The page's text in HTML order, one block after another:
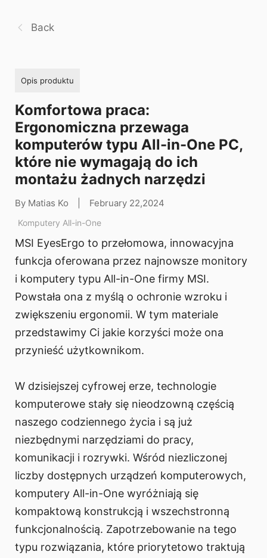
Back
Opis produktu
Komfortowa praca:
Ergonomiczna przewaga
komputerów typu All-in-One PC,
które nie wymagają do ich
montażu żadnych narzędzi
By Matias Ko February 22,2024
Komputery All-in-One
MSI EyesErgo to przełomowa, innowacyjna
funkcja oferowana przez najnowsze monitory
i komputery typu All-in-One firmy MSI.
Powstała ona z myślą o ochronie wzroku i
zwiększeniu ergonomii. W tym materiale
przedstawimy Ci jakie korzyści może ona
przynieść użytkownikom.
W dzisiejszej cyfrowej erze, technologie
komputerowe stały się nieodzowną częścią
naszego codziennego życia i są już
niezbędnymi narzędziami do pracy,
komunikacji i rozrywki. Wśród niezliczonej
liczby dostępnych urządzeń komputerowych,
komputery All-in-One wyróżniają się
kompaktową konstrukcją i wszechstronną
funkcjonalnością. Zapotrzebowanie na tego
typu rozwiązania, które priorytetowo traktują